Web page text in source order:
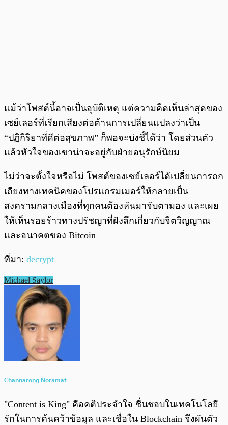
แม้ว่าโพสต์นี้อาจเป็นอุบัติเหตุ แต่ความคิดเห็นล่าสุดของ
เซย์เลอร์ที่เรียกเสียงต่อต้านการเปลี่ยนแปลงว่าเป็น
“ปฏิกิริยาที่ดีต่อสุขภาพ” ก็พอจะบ่งชี้ได้ว่า โดยส่วนตัว
แล้วหัวใจของเขาน่าจะอยู่กับฝ่ายอนุรักษ์นิยม
ไม่ว่าจะตั้งใจหรือไม่ โพสต์ของเซย์เลอร์ได้เปลี่ยนการถก
เถียงทางเทคนิคของโปรแกรมเมอร์ให้กลายเป็น
สงครามกลางเมืองที่ทุกคนต้องหันมาจับตามอง และเผย
ให้เห็นรอยร้าวทางปรัชญาที่ฝังลึกเกี่ยวกับจิตวิญญาณ
และอนาคตของ Bitcoin
ที่มา: decrypt
Michael Saylor
Channarong Noramat
"Content is King" คือคติประจำใจ ชื่นชอบในเทคโนโลยี
รักในการค้นคว้าข้อมูล และเชื่อใน Blockchain จึงผันตัว